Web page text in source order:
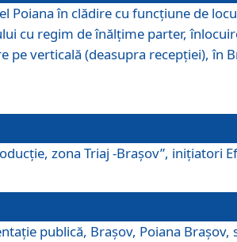
Poiana în clădire cu funcţiune de
cu regim de înălţime parter,
verticală (deasupra recepţiei), în
zona Triaj -Braşov”, iniţiatori
publică, Braşov, Poiana Braşov,